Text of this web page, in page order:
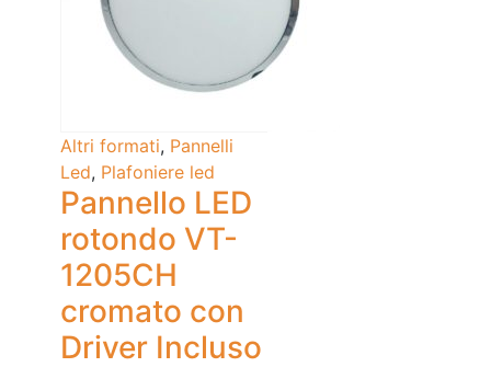
Altri formati, Pannelli
Led, Plafoniere led
Pannello LED
rotondo VT-
1205CH
cromato con
Driver Incluso